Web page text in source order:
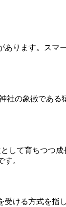
ります。ス
社の象徴であ
して育ちつ
。
ける方式を